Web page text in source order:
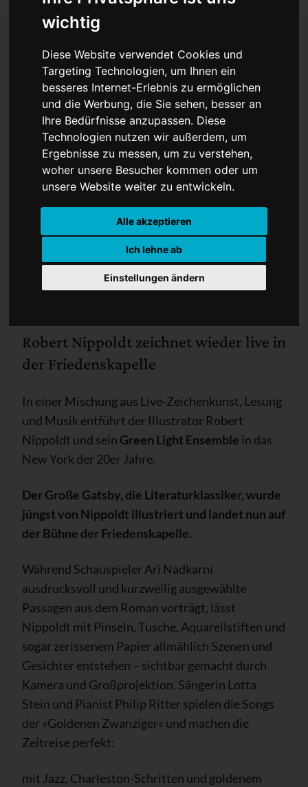
wichtig
Diese Website verwendet Cookies und
Targeting Technologien, um Ihnen ein
besseres Internet-Erlebnis zu ermöglichen
und die Werbung, die Sie sehen, besser an
Ihre Bedürfnisse anzupassen. Diese
Technologien nutzen wir außerdem, um
Ergebnisse zu messen, um zu verstehen,
woher unsere Besucher kommen oder um
unsere Website weiter zu entwickeln.
Alle akzeptieren
Ich lehne ab
Einstellungen ändern
Der Große Gatsby und
mehr
Robert Nippoldt zeichnet wieder live in
der Friedenskapelle
In einer Mischung aus Live-Zeichenkunst, Lesung
und Musik entführt der Illustrator Robert
Nippoldt und sein Green Light Ensemble in das
New York der 20er Jahre.
Der Große Gatsby, die Literaturklassiker, wurde
jüngst von Nippoldt illustriert und landet nun auf
der Bühne der Friedenskapelle.
Während Schauspieler Ari Nadkarni
ausdrucksvoll und kurzweilig ausgewählte
Passagen aus dem Roman vorträgt, lässt
Nippoldt mit Pinseln, Tusche, Aquarellstiften und
sogar zerissenem Papier allmählich Szenen und
Gesichter entstehen – sichtbar gemacht durch
Kamera und Großprojektion. Sängerin Lotta
Stein und Pianist Philip Ritter spielen die Songs
der »Goldenen Zwanziger« und machen die
Zeitreise perfekt:
mit Jazz, Charleston-Schritten und goldenem